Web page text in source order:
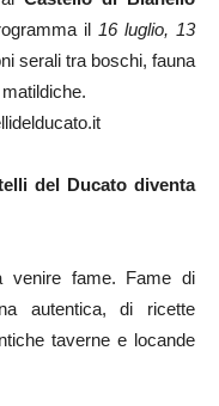
il 16 luglio, 13
serali tra boschi, fauna
del Ducato diventa
venire fame. Fame di
autentica, di ricette
taverne e locande